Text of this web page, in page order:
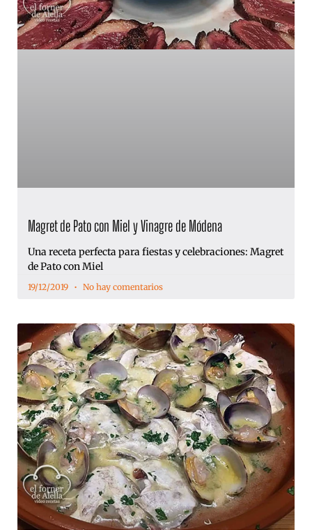
Magret de Pato con Miel y Vinagre de Módena
Una receta perfecta para fiestas y celebraciones: Magret
de Pato con Miel
19/12/2019 No hay comentarios